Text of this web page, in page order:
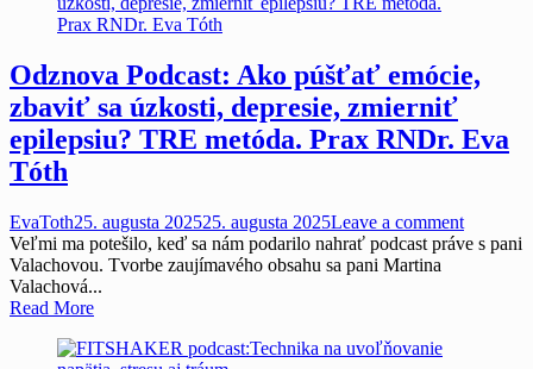
Odznova Podcast: Ako púšťať emócie,
zbaviť sa úzkosti, depresie, zmierniť
epilepsiu? TRE metóda. Prax RNDr. Eva
Tóth
EvaToth25. augusta 202525. augusta 2025Leave a comment
Veľmi ma potešilo, keď sa nám podarilo nahrať podcast práve s pani
Valachovou. Tvorbe zaujímavého obsahu sa pani Martina
Valachová...
Read More